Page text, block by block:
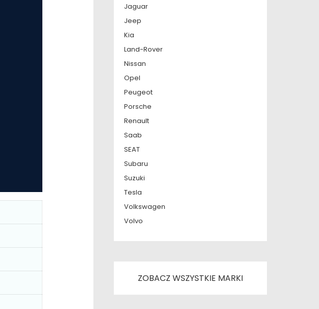
Jaguar
Jeep
Kia
Land-Rover
Nissan
Opel
Peugeot
Porsche
Renault
Saab
SEAT
Subaru
Suzuki
Tesla
Volkswagen
Volvo
ZOBACZ WSZYSTKIE MARKI